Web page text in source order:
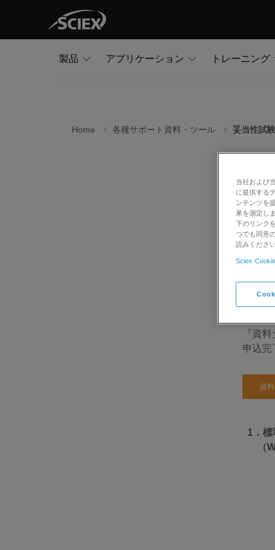
製品 アプリケーション トレーニング
Home 各種サポート資料・ツール 妥当性試
SCIEX
利な
ート」
に構
自主検
非ご利
＊ご利
『資
申込完
資
1．標
（
当社および
に提供する
ンテンツを
果を測定し
下のリンク
つでも同意
読みくださ
Sciex